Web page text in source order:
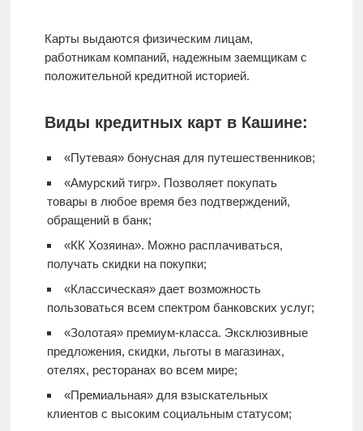
Карты выдаются физическим лицам,
работникам компаний, надежным заемщикам с
положительной кредитной историей.
Виды кредитных карт в Кашине:
«Путевая» бонусная для путешественников;
«Амурский тигр». Позволяет покупать
товары в любое время без подтверждений,
обращений в банк;
«КК Хозяина». Можно расплачиваться,
получать скидки на покупки;
«Классическая» дает возможность
пользоваться всем спектром банковских услуг;
«Золотая» премиум-класса. Эксклюзивные
предложения, скидки, льготы в магазинах,
отелях, ресторанах во всем мире;
«Премиальная» для взыскательных
клиентов с высоким социальным статусом;